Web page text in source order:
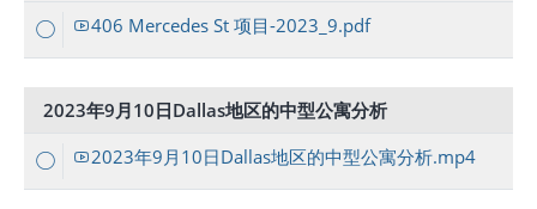
406 Mercedes St 项目-2023_9.pdf
2023年9月10日Dallas地区的中型公寓分析
2023年9月10日Dallas地区的中型公寓分析.mp4